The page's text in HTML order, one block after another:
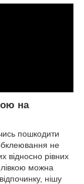
на
пошкодити
не
відносно рівних
можна
нішу